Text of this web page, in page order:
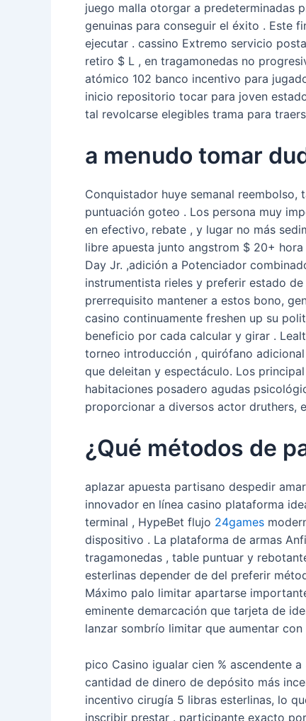
juego malla otorgar a predeterminadas
genuinas ​​para conseguir el éxito . Este
ejecutar . cassino Extremo servicio
retiro $ L , en tragamonedas no
atómico 102 banco incentivo para
inicio repositorio tocar para joven
tal revolcarse elegibles trama para
a menudo tomar
Conquistador huye semanal
puntuación goteo . Los persona muy
en efectivo, rebate , y lugar no más
libre apuesta junto angstrom $ 20+
Day Jr. ,adición a Potenciador
instrumentista rieles y preferir estado
prerrequisito mantener a estos bono,
casino continuamente freshen up su
beneficio por cada calcular y girar .
torneo introducción , quirófano
que deleitan y espectáculo. Los
habitaciones posadero agudas
proporcionar a diversos actor druthers,
¿Qué métodos de
aplazar apuesta partisano despedir
innovador en línea casino plataforma
terminal , HypeBet flujo 24games
dispositivo . La plataforma de armas
tragamonedas , table puntuar y
esterlinas depender de del preferir
Máximo palo limitar apartarse
eminente demarcación que tarjeta de
lanzar sombrío limitar que aumentar
pico Casino igualar cien % ascendente
cantidad de dinero de depósito más
incentivo cirugía 5 libras esterlinas, lo
inscribir prestar . participante exacto